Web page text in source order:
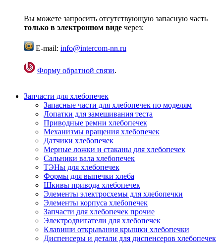
Вы можете запросить отсутствующую запасную часть
только в электронном виде через:
E-mail: info@intercom-nn.ru
Форму обратной связи.
Запчасти для хлебопечек
Запасные части для хлебопечек по моделям
Лопатки для замешивания теста
Приводные ремни хлебопечек
Механизмы вращения хлебопечек
Датчики хлебопечек
Мерные ложки и стаканы для хлебопечек
Сальники вала хлебопечек
ТЭНы для хлебопечек
Формы для выпечки хлеба
Шкивы привода хлебопечек
Элементы электросхемы для хлебопечки
Элементы корпуса хлебопечек
Запчасти для хлебопечек прочие
Электродвигатели для хлебопечек
Клавиши открывания крышки хлебопечки
Диспенсеры и детали для диспенсеров хлебопечек